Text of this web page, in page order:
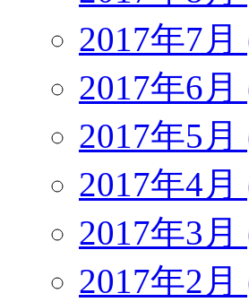
2017年7月
2017年6月
2017年5月
2017年4月
2017年3月
2017年2月